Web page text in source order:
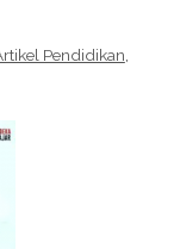
Pendidikan